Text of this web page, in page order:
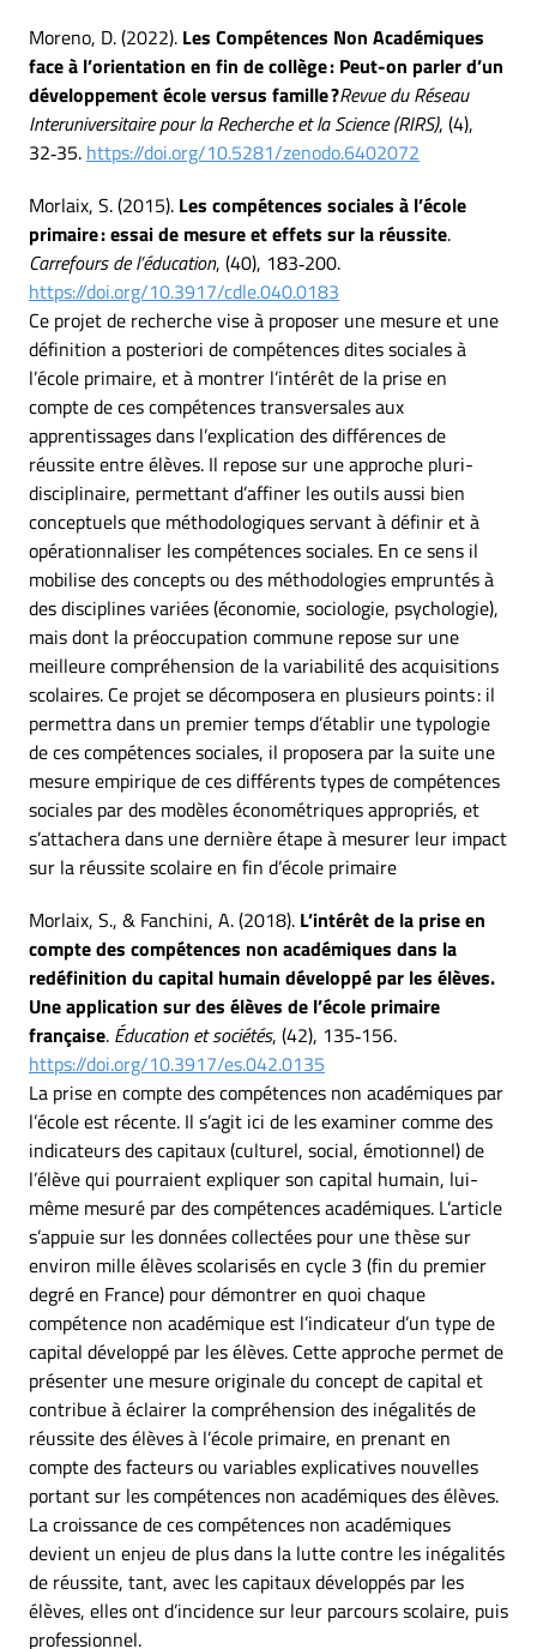
Moreno, D. (2022). Les Compétences Non Académiques
face à l’orientation en fin de collège : Peut-on parler d’un
développement école versus famille ?Revue du Réseau
Interuniversitaire pour la Recherche et la Science (RIRS), (4),
32‑35. https://doi.org/10.5281/zenodo.6402072
Morlaix, S. (2015). Les compétences sociales à l’école
primaire : essai de mesure et effets sur la réussite.
Carrefours de l’éducation, (40), 183‑200.
https://doi.org/10.3917/cdle.040.0183
Ce projet de recherche vise à proposer une mesure et une
définition a posteriori de compétences dites sociales à
l’école primaire, et à montrer l’intérêt de la prise en
compte de ces compétences transversales aux
apprentissages dans l’explication des différences de
réussite entre élèves. Il repose sur une approche pluri-
disciplinaire, permettant d’affiner les outils aussi bien
conceptuels que méthodologiques servant à définir et à
opérationnaliser les compétences sociales. En ce sens il
mobilise des concepts ou des méthodologies empruntés à
des disciplines variées (économie, sociologie, psychologie),
mais dont la préoccupation commune repose sur une
meilleure compréhension de la variabilité des acquisitions
scolaires. Ce projet se décomposera en plusieurs points : il
permettra dans un premier temps d’établir une typologie
de ces compétences sociales, il proposera par la suite une
mesure empirique de ces différents types de compétences
sociales par des modèles économétriques appropriés, et
s’attachera dans une dernière étape à mesurer leur impact
sur la réussite scolaire en fin d’école primaire
Morlaix, S., & Fanchini, A. (2018). L’intérêt de la prise en
compte des compétences non académiques dans la
redéfinition du capital humain développé par les élèves.
Une application sur des élèves de l’école primaire
française. Éducation et sociétés, (42), 135‑156.
https://doi.org/10.3917/es.042.0135
La prise en compte des compétences non académiques par
l’école est récente. Il s’agit ici de les examiner comme des
indicateurs des capitaux (culturel, social, émotionnel) de
l’élève qui pourraient expliquer son capital humain, lui-
même mesuré par des compétences académiques. L’article
s’appuie sur les données collectées pour une thèse sur
environ mille élèves scolarisés en cycle 3 (fin du premier
degré en France) pour démontrer en quoi chaque
compétence non académique est l’indicateur d’un type de
capital développé par les élèves. Cette approche permet de
présenter une mesure originale du concept de capital et
contribue à éclairer la compréhension des inégalités de
réussite des élèves à l’école primaire, en prenant en
compte des facteurs ou variables explicatives nouvelles
portant sur les compétences non académiques des élèves.
La croissance de ces compétences non académiques
devient un enjeu de plus dans la lutte contre les inégalités
de réussite, tant, avec les capitaux développés par les
élèves, elles ont d’incidence sur leur parcours scolaire, puis
professionnel.